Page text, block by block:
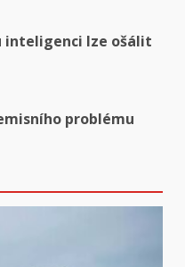
inteligenci lze ošálit
problému